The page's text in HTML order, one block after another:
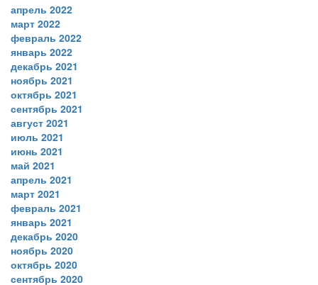
апрель 2022
март 2022
февраль 2022
январь 2022
декабрь 2021
ноябрь 2021
октябрь 2021
сентябрь 2021
август 2021
июль 2021
июнь 2021
май 2021
апрель 2021
март 2021
февраль 2021
январь 2021
декабрь 2020
ноябрь 2020
октябрь 2020
сентябрь 2020